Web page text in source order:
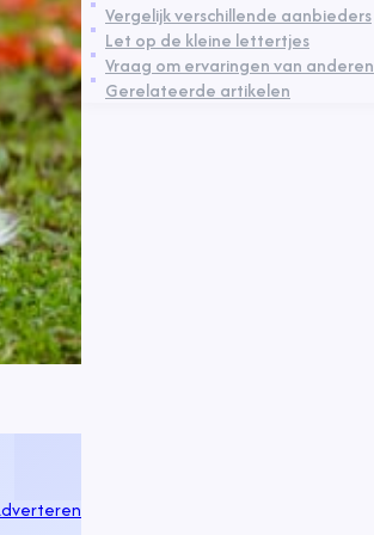
Vergelijk verschillende aanbieders
Let op de kleine lettertjes
Vraag om ervaringen van anderen
Gerelateerde artikelen